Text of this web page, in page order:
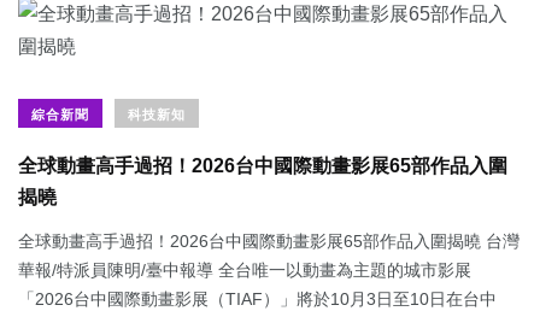
綜合新聞 科技新知
全球動畫高手過招！2026台中國際動畫影展65部作品入圍
揭曉
全球動畫高手過招！2026台中國際動畫影展65部作品入圍揭曉 台灣
華報/特派員陳明/臺中報導 全台唯一以動畫為主題的城市影展
「2026台中國際動畫影展（TIAF）」將於10月3日至10日在台中